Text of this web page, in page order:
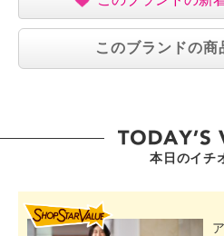
このブランドの商
本日のイチ